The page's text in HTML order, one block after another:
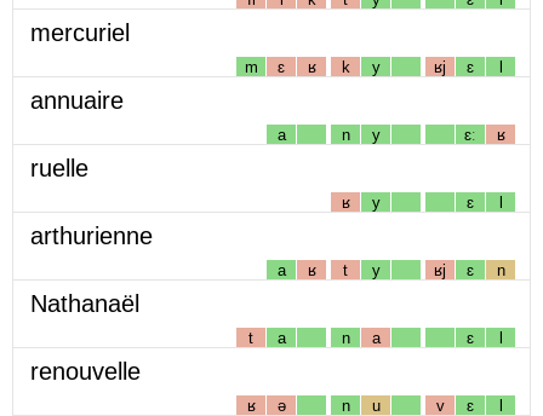
mercuriel
m ɛ ʁ k y ʁj ɛ l
annuaire
a n y ɛː ʁ
ruelle
ʁ y ɛ l
arthurienne
a ʁ t y ʁj ɛ n
Nathanaël
t a n a ɛ l
renouvelle
ʁ ə n u v ɛ l